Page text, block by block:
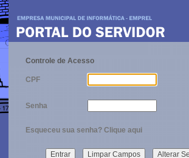
Controle de Acesso
CPF
Senha
Esqueceu sua senha? Clique aqui